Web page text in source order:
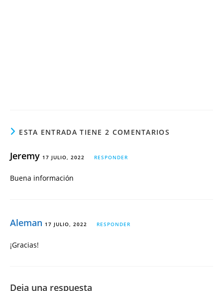
ESTA ENTRADA TIENE 2 COMENTARIOS
Jeremy 17 JULIO, 2022 RESPONDER
Buena información
Aleman 17 JULIO, 2022 RESPONDER
¡Gracias!
Deja una respuesta